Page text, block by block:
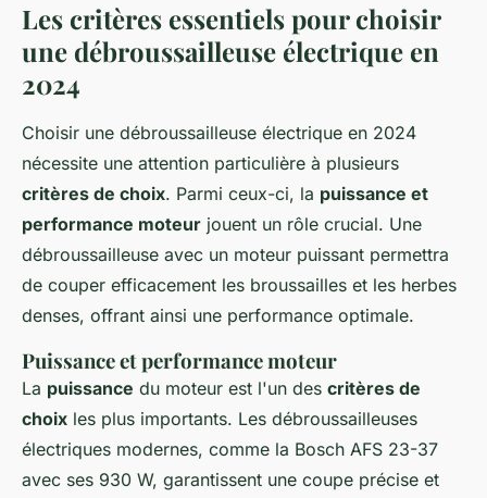
Les critères essentiels pour choisir
une débroussailleuse électrique en
2024
Choisir une débroussailleuse électrique en 2024
nécessite une attention particulière à plusieurs
critères de choix. Parmi ceux-ci, la puissance et
performance moteur jouent un rôle crucial. Une
débroussailleuse avec un moteur puissant permettra
de couper efficacement les broussailles et les herbes
denses, offrant ainsi une performance optimale.
Puissance et performance moteur
La puissance du moteur est l'un des critères de
choix les plus importants. Les débroussailleuses
électriques modernes, comme la Bosch AFS 23-37
avec ses 930 W, garantissent une coupe précise et